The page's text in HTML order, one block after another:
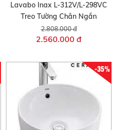
Lavabo Inax L-312V/L-298VC
Treo Tường Chân Ngắn
2.808.000 đ
2.560.000 đ
-35%